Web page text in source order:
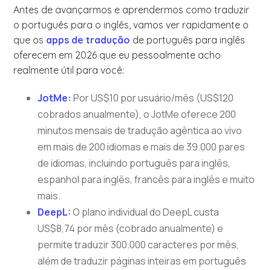
Antes de avançarmos e aprendermos como traduzir
o português para o inglês, vamos ver rapidamente o
que os apps de tradução de português para inglês
oferecem em 2026 que eu pessoalmente acho
realmente útil para você:
JotMe: Por US$10 por usuário/mês (US$120
cobrados anualmente), o JotMe oferece 200
minutos mensais de tradução agêntica ao vivo
em mais de 200 idiomas e mais de 39.000 pares
de idiomas, incluindo português para inglês,
espanhol para inglês, francês para inglês e muito
mais.
DeepL:O plano individual do DeepL custa
US$8,74 por mês (cobrado anualmente) e
permite traduzir 300.000 caracteres por mês,
além de traduzir páginas inteiras em português